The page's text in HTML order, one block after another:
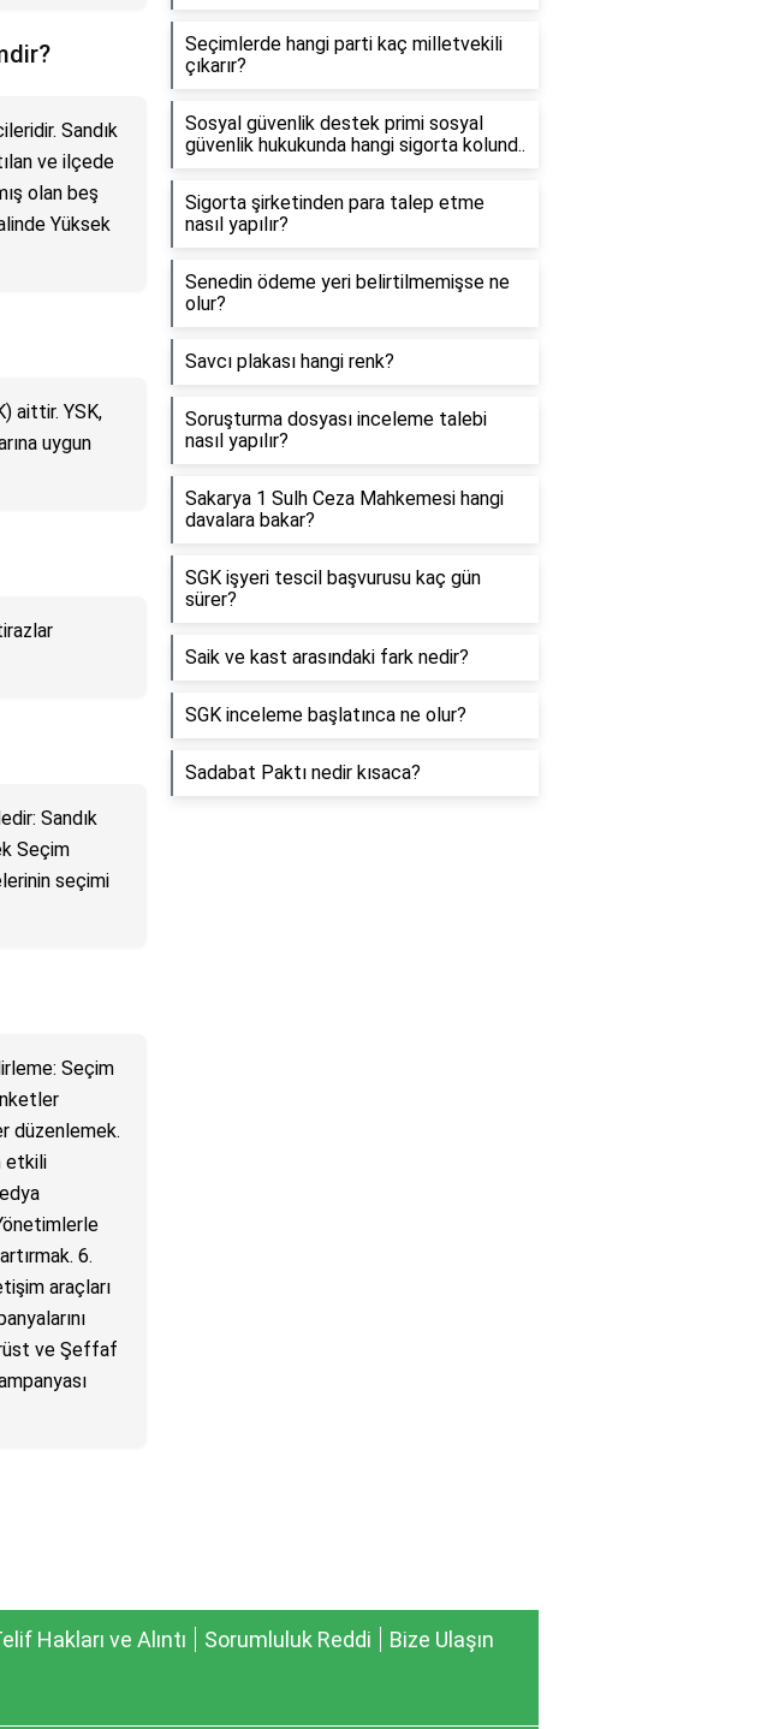
Sandık
ve ilçede
olan beş
Yüksek
aittir. YSK,
uygun
Sandık
Seçim
seçimi
Seçim
düzenlemek.
etkili
6.
araçları
ve Şeffaf
Seçimlerde hangi parti kaç milletvekili
çıkarır?
Sosyal güvenlik destek primi sosyal
güvenlik hukukunda hangi sigorta kolund..
Sigorta şirketinden para talep etme
nasıl yapılır?
Senedin ödeme yeri belirtilmemişse ne
olur?
Savcı plakası hangi renk?
Soruşturma dosyası inceleme talebi
nasıl yapılır?
Sakarya 1 Sulh Ceza Mahkemesi hangi
davalara bakar?
SGK işyeri tescil başvurusu kaç gün
sürer?
Saik ve kast arasındaki fark nedir?
SGK inceleme başlatınca ne olur?
Sadabat Paktı nedir kısaca?
Hakları ve Alıntı Sorumluluk Reddi Bize Ulaşın